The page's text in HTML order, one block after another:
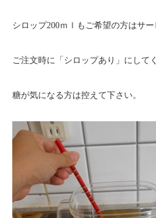
シロップ200ｍｌもご希望の方はサー
ご注文時に「シロップあり」にして
糖が気になる方は控えて下さい。